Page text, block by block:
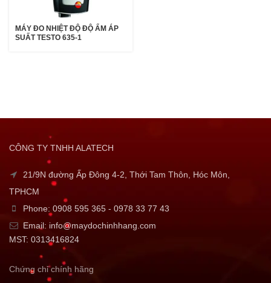
MÁY ĐO NHIỆT ĐỘ ĐỘ ẨM ÁP
SUẤT TESTO 635-1
CÔNG TY TNHH ALATECH
21/9N đường Ấp Đông 4-2, Thới Tam Thôn, Hóc Môn,
TPHCM
Phone: 0908 595 365 - 0978 33 77 43
Email: info@maydochinhhang.com
MST: 0313416824
Chứng chỉ chính hãng